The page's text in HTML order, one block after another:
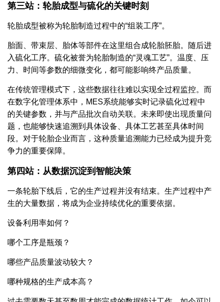
第三站：轮胎成型与硫化的关键时刻
轮胎成型被称为轮胎制造过程中的“组装工序”。
胎面、带束层、胎体等部件在这里组合成轮胎胚胎。随后进
入硫化工序。硫化被誉为轮胎制造的“灵魂工艺”。温度、压
力、时间等参数的细微变化，都可能影响终产品质量。
在传统管理模式下，这些数据往往难以实现全过程监控。而
在数字化管理体系中，MES系统能够实时记录硫化过程中
的关键参数，并与产品批次自动关联。未来即使出现质量问
题，也能够快速追溯到具体设备、具体工艺甚至具体时间
段。对于轮胎企业而言，这种质量追溯能力已经成为提升竞
争力的重要保障。
第四站：从数据沉淀到智能决策
一条轮胎下线后，它的生产过程并没有结束。生产过程中产
生的大量数据，将成为企业持续优化的重要依据。
设备利用率如何？
哪个工序是瓶颈？
哪些产品质量波动较大？
哪种规格的生产成本高？